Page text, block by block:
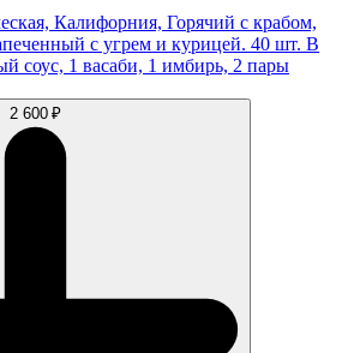
Калифорния, Горячий с крабом,
с угрем и курицей. 40 шт. В
соус, 1 васаби, 1 имбирь, 2 пары
2 600 ₽